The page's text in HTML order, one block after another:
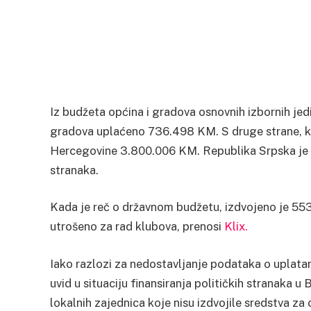
Iz budžeta općina i gradova osnovnih izbornih
gradova uplaćeno 736.498 KM. S druge strane,
Hercegovine 3.800.006 KM. Republika Srpska
stranaka.
Kada je reč o državnom budžetu, izdvojeno je
utrošeno za rad klubova, prenosi Klix.
Iako razlozi za nedostavljanje podataka o
uvid u situaciju finansiranja političkih stranaka u
lokalnih zajednica koje nisu izdvojile sredstva za